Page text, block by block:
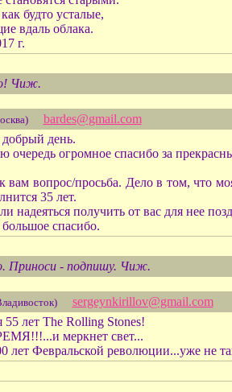
будто усталые,
вдаль облака.
г.
Чиж.
bardes@gmail.com
день.
очередь огромное спасибо за
вам вопрос/просьба. Дело в том, что
35 лет.
надеяться получить от вас для нее
большое спасибо.
Приноси - подпишу. Чиж.
sergeynkirillov@gmail.com
55 лет The Rolling Stones!
меркнет свет...
лет Февральской революции...уже не